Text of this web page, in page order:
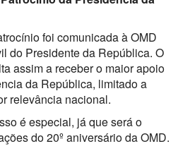
foi comunicada à OMD
do Presidente da República. O
assim a receber o maior apoio
da República, limitado a
relevância nacional.
é especial, já que será o
do 20º aniversário da OMD.